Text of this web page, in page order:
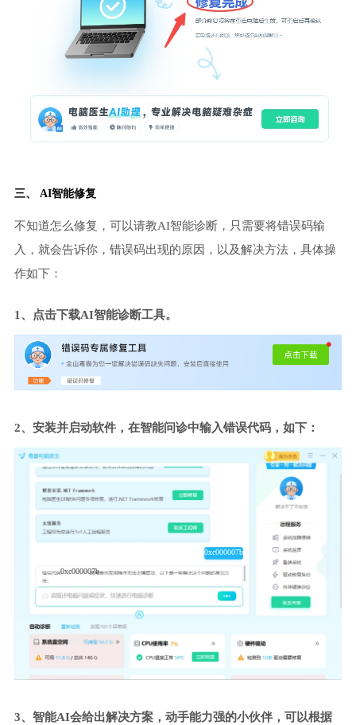
三、 AI智能修复
不知道怎么修复，可以请教AI智能诊断，只需要将错误码输
入，就会告诉你，错误码出现的原因，以及解决方法，具体操
作如下：
1、点击下载AI智能诊断工具。
2、安装并启动软件，在智能问诊中输入错误代码，如下：
0xc000007b
0xc000007b
3、智能AI会给出解决方案，动手能力强的小伙伴，可以根据